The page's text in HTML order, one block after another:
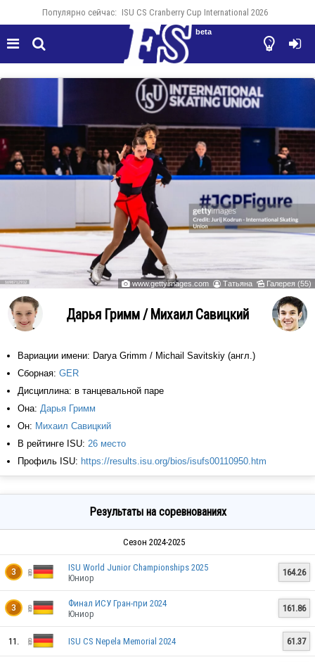
Популярно сейчас: ISU CS Cranberry Cup International 2026
  

beta
 www.gettyimages.com  Татьяна  Галерея (55)
Дарья Гримм / Михаил Савицкий
Вариации имени: Darya Grimm / Michail Savitskiy (англ.)
Сборная: GER
Дисциплина: в танцевальной паре
Она: Дарья Гримм
Он: Михаил Савицкий
В рейтинге ISU: 26 место
Профиль ISU: https://results.isu.org/bios/isufs00110950.htm
Результаты на соревнованиях
Сезон 2024-2025
3
ISU World Junior Championships 2025
Юниор
164.26
3
Финал ИСУ Гран-при 2024
Юниор
161.86
11. ISU CS Nepela Memorial 2024 61.37